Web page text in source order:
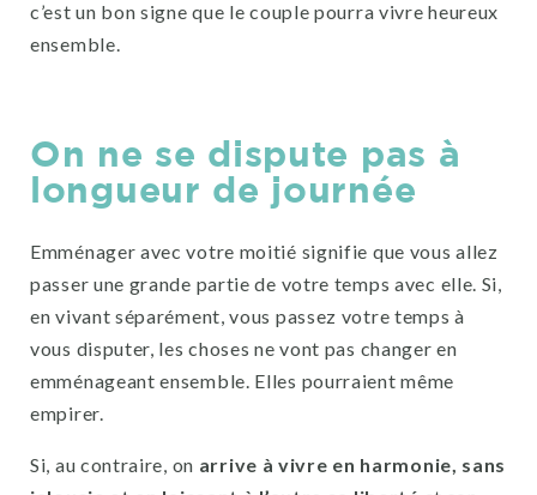
c’est un bon signe que le couple pourra vivre heureux
ensemble.
On ne se dispute pas à
longueur de journée
Emménager avec votre moitié signifie que vous allez
passer une grande partie de votre temps avec elle. Si,
en vivant séparément, vous passez votre temps à
vous disputer, les choses ne vont pas changer en
emménageant ensemble. Elles pourraient même
empirer.
Si, au contraire, on arrive à vivre en harmonie, sans